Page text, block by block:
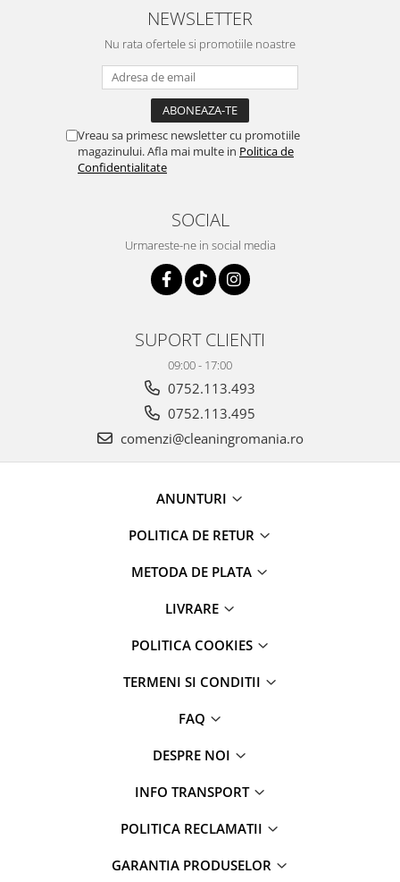
NEWSLETTER
Nu rata ofertele si promotiile noastre
Vreau sa primesc newsletter cu promotiile
magazinului. Afla mai multe in Politica de
Confidentialitate
SOCIAL
Urmareste-ne in social media
SUPORT CLIENTI
09:00 - 17:00
0752.113.493
0752.113.495
comenzi@cleaningromania.ro
ANUNTURI
POLITICA DE RETUR
METODA DE PLATA
LIVRARE
POLITICA COOKIES
TERMENI SI CONDITII
FAQ
DESPRE NOI
INFO TRANSPORT
POLITICA RECLAMATII
GARANTIA PRODUSELOR